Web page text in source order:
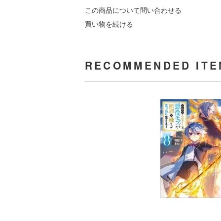
この商品について問い合わせる
買い物を続ける
RECOMMENDED